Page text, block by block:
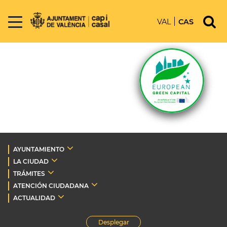
VAL CAS
AYUNTAMIENTO
LA CIUDAD
TRÁMITES
ATENCIÓN CIUDADANA
ACTUALIDAD
Desplegar